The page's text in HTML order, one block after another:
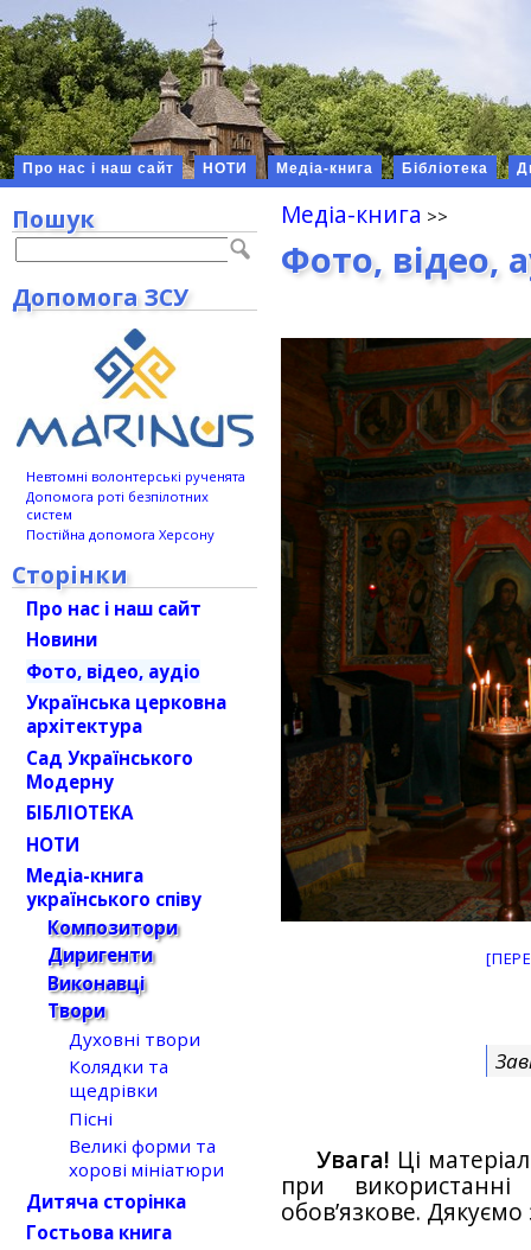
Про нас і наш сайт НОТИ Медіа-книга Бібліотека
Медіа-книга
Фото, відео,
Увага! Ці
при
обов’язкове.
Пошук
Допомога ЗСУ
Невтомні волонтерські рученята
Допомога роті безпілотних
систем
Постійна допомога Херсону
Сторінки
Про нас і наш сайт
Новини
Фото, відео, аудіо
Українська церковна
архітектура
Сад Українського
Модерну
БІБЛІОТЕКА
НОТИ
Медіа-книга
українського співу
Композитори
Диригенти
Виконавці
Твори
Духовні твори
Колядки та
щедрівки
Пісні
Великі форми та
хорові мініатюри
Дитяча сторінка
Гостьова книга